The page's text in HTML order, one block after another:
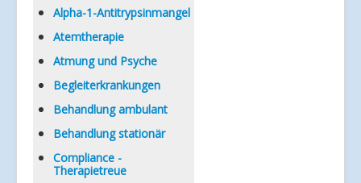
Aktuelles
Veranstaltungen
Informationen
Verlinkungen
Alpha-1-Antitrypsinmangel
Atemtherapie
Atmung und Psyche
Begleiterkrankungen
Behandlung ambulant
Behandlung stationär
Compliance -
Therapietreue